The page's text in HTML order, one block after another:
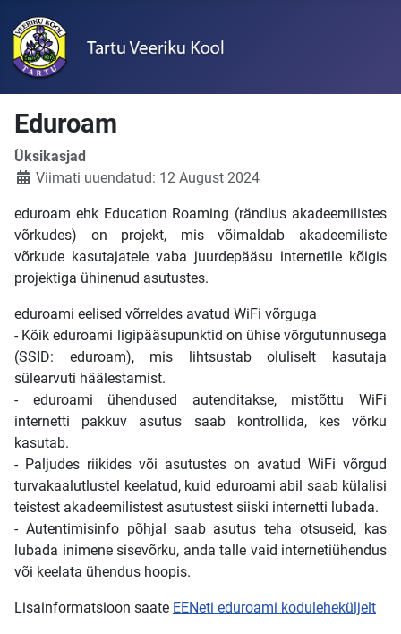
Eduroam
Üksikasjad
Viimati uuendatud: 12 August 2024
eduroam ehk Education Roaming (rändlus akadeemilistes
võrkudes) on projekt, mis võimaldab akadeemiliste
võrkude kasutajatele vaba juurdepääsu internetile kõigis
projektiga ühinenud asutustes.
eduroami eelised võrreldes avatud WiFi võrguga
- Kõik eduroami ligipääsupunktid on ühise võrgutunnusega
(SSID: eduroam), mis lihtsustab oluliselt kasutaja
sülearvuti häälestamist.
- eduroami ühendused autenditakse, mistõttu WiFi
internetti pakkuv asutus saab kontrollida, kes võrku
kasutab.
- Paljudes riikides või asutustes on avatud WiFi võrgud
turvakaalutlustel keelatud, kuid eduroami abil saab külalisi
teistest akadeemilistest asutustest siiski internetti lubada.
- Autentimisinfo põhjal saab asutus teha otsuseid, kas
lubada inimene sisevõrku, anda talle vaid internetiühendus
või keelata ühendus hoopis.
Lisainformatsioon saate EENeti eduroami koduleheküljelt